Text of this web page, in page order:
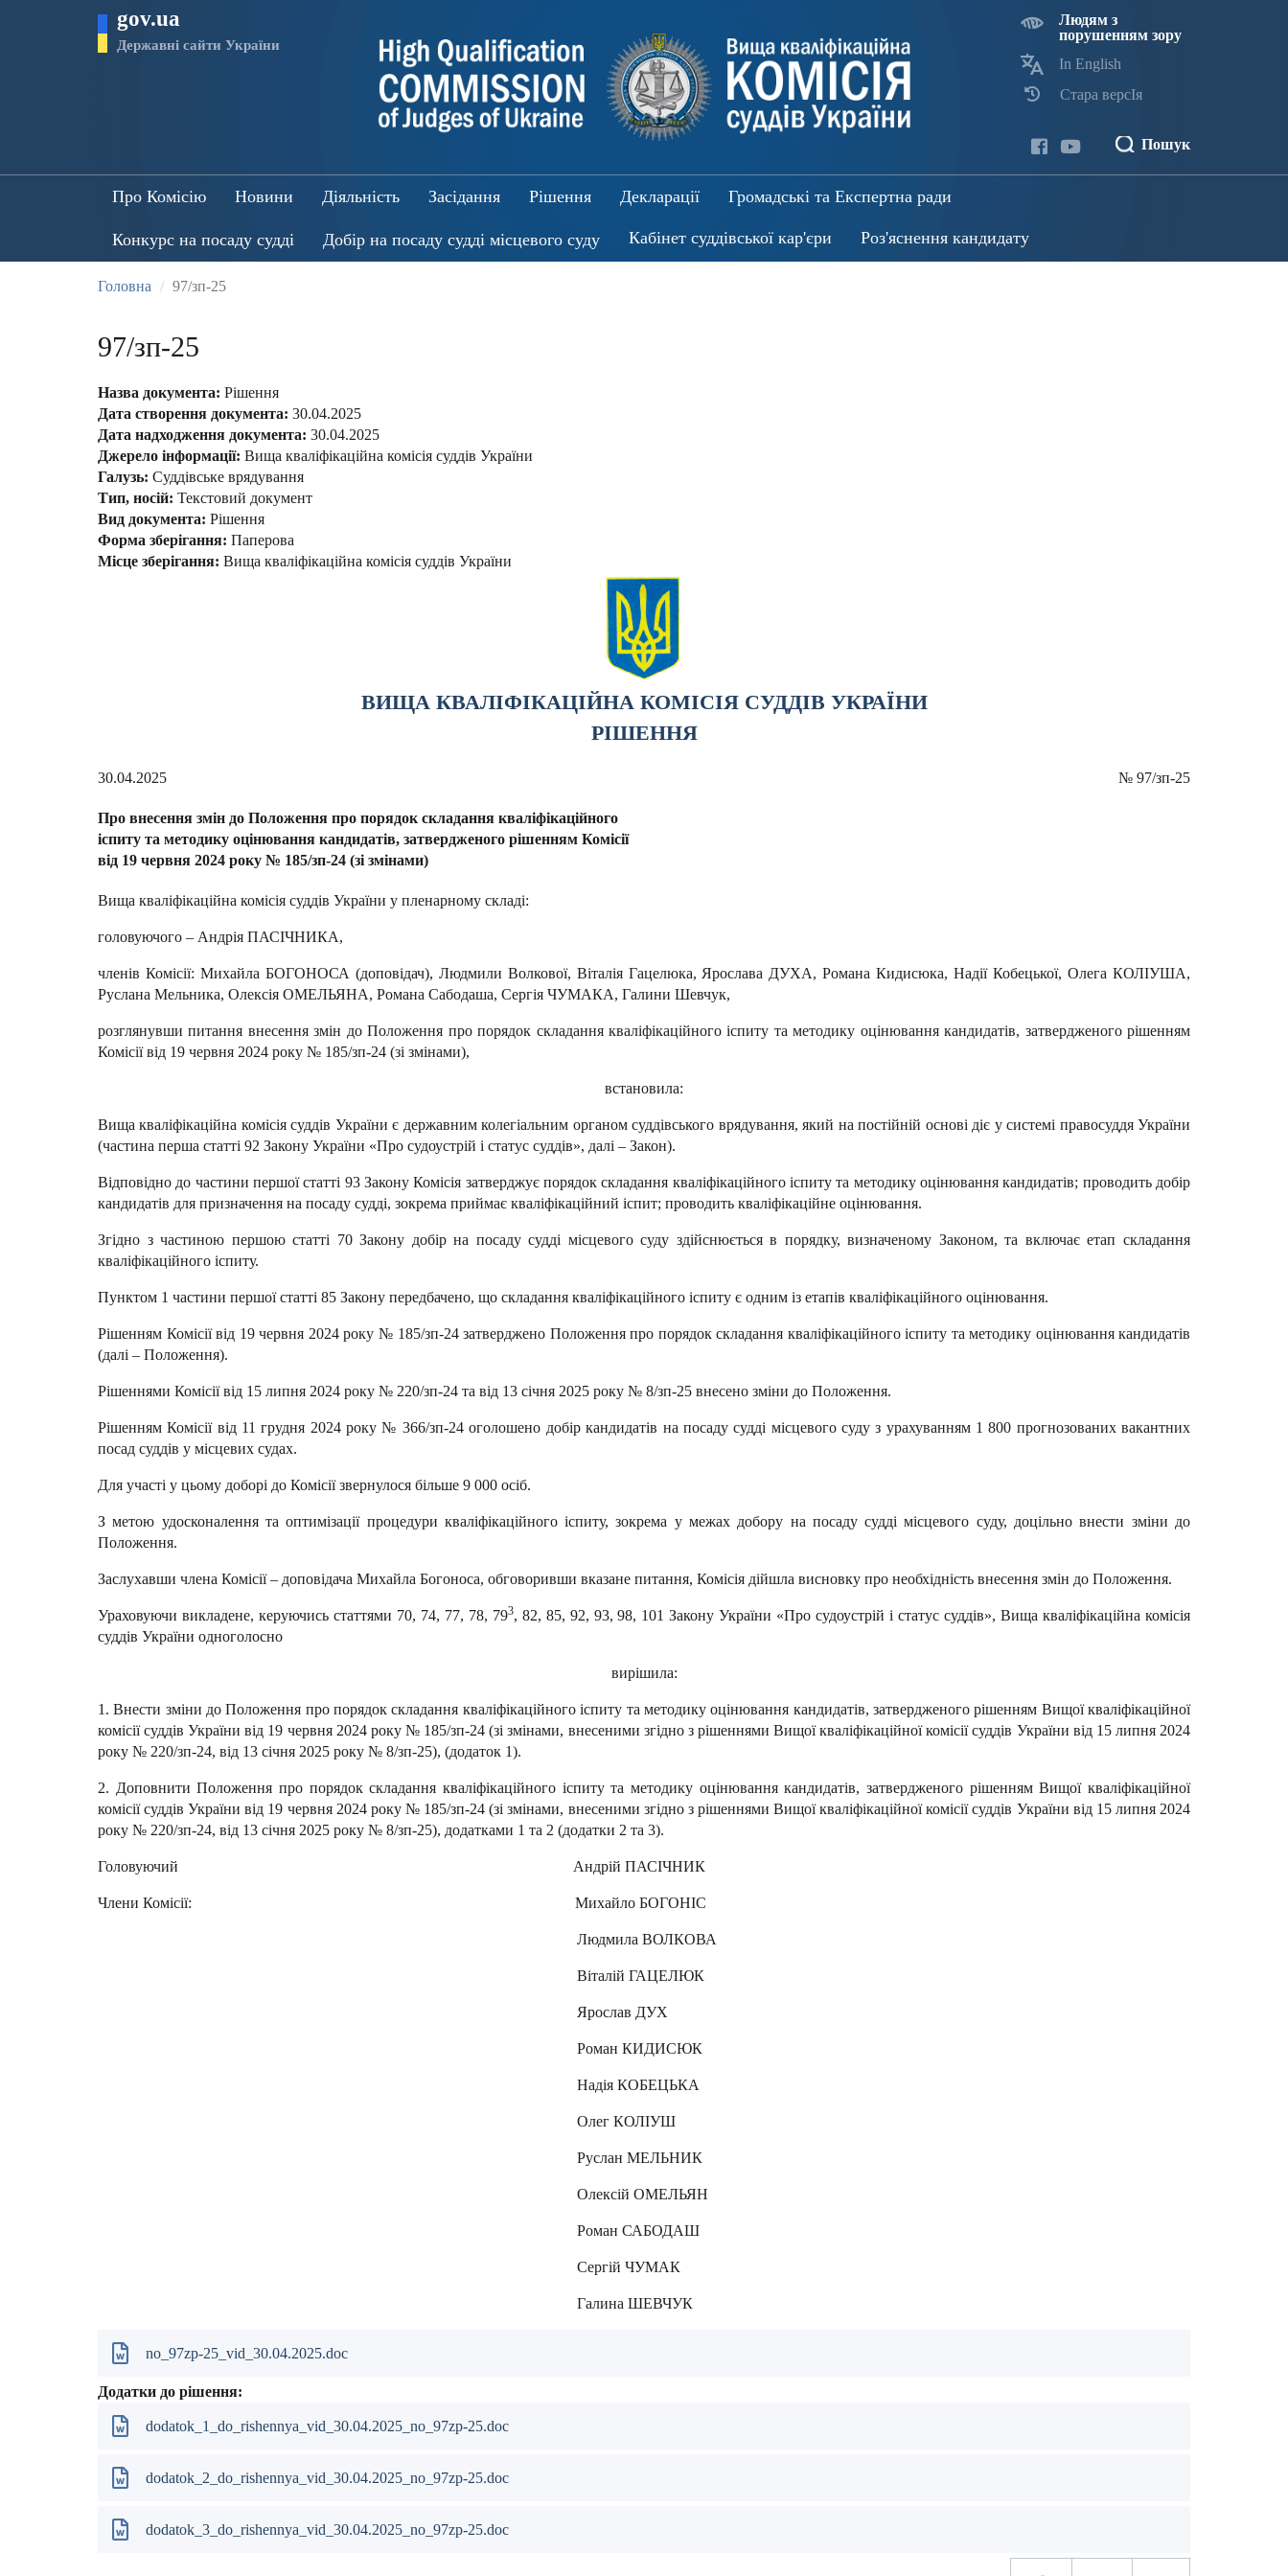
gov.ua
Державні сайти України
Людям з
порушенням зору
In English
Стара версІя
Пошук
Про Комісію Новини Діяльність Засідання Рішення Декларації Громадські та Експертна ради
Конкурс на посаду судді Добір на посаду судді місцевого суду Кабінет суддівської кар'єри Роз'яснення кандидату
Головна 97/зп-25
97/зп-25
Назва документа: Рішення
Дата створення документа: 30.04.2025
Дата надходження документа: 30.04.2025
Джерело інформації: Вища кваліфікаційна комісія суддів України
Галузь: Суддівське врядування
Тип, носій: Текстовий документ
Вид документа: Рішення
Форма зберігання: Паперова
Місце зберігання: Вища кваліфікаційна комісія суддів України
ВИЩА КВАЛІФІКАЦІЙНА КОМІСІЯ СУДДІВ УКРАЇНИ
РІШЕННЯ
30.04.2025 № 97/зп-25
Про внесення змін до Положення про порядок складання кваліфікаційного
іспиту та методику оцінювання кандидатів, затвердженого рішенням Комісії
від 19 червня 2024 року № 185/зп-24 (зі змінами)
Вища кваліфікаційна комісія суддів України у пленарному складі:
головуючого – Андрія ПАСІЧНИКА,
членів Комісії: Михайла БОГОНОСА (доповідач), Людмили Волкової, Віталія Гацелюка, Ярослава ДУХА, Романа Кидисюка, Надії Кобецької, Олега КОЛІУША,
Руслана Мельника, Олексія ОМЕЛЬЯНА, Романа Сабодаша, Сергія ЧУМАКА, Галини Шевчук,
розглянувши питання внесення змін до Положення про порядок складання кваліфікаційного іспиту та методику оцінювання кандидатів, затвердженого рішенням
Комісії від 19 червня 2024 року № 185/зп-24 (зі змінами),
встановила:
Вища кваліфікаційна комісія суддів України є державним колегіальним органом суддівського врядування, який на постійній основі діє у системі правосуддя України
(частина перша статті 92 Закону України «Про судоустрій і статус суддів», далі – Закон).
Відповідно до частини першої статті 93 Закону Комісія затверджує порядок складання кваліфікаційного іспиту та методику оцінювання кандидатів; проводить добір
кандидатів для призначення на посаду судді, зокрема приймає кваліфікаційний іспит; проводить кваліфікаційне оцінювання.
Згідно з частиною першою статті 70 Закону добір на посаду судді місцевого суду здійснюється в порядку, визначеному Законом, та включає етап складання
кваліфікаційного іспиту.
Пунктом 1 частини першої статті 85 Закону передбачено, що складання кваліфікаційного іспиту є одним із етапів кваліфікаційного оцінювання.
Рішенням Комісії від 19 червня 2024 року № 185/зп-24 затверджено Положення про порядок складання кваліфікаційного іспиту та методику оцінювання кандидатів
(далі – Положення).
Рішеннями Комісії від 15 липня 2024 року № 220/зп-24 та від 13 січня 2025 року № 8/зп-25 внесено зміни до Положення.
Рішенням Комісії від 11 грудня 2024 року № 366/зп-24 оголошено добір кандидатів на посаду судді місцевого суду з урахуванням 1 800 прогнозованих вакантних
посад суддів у місцевих судах.
Для участі у цьому доборі до Комісії звернулося більше 9 000 осіб.
З метою удосконалення та оптимізації процедури кваліфікаційного іспиту, зокрема у межах добору на посаду судді місцевого суду, доцільно внести зміни до
Положення.
Заслухавши члена Комісії – доповідача Михайла Богоноса, обговоривши вказане питання, Комісія дійшла висновку про необхідність внесення змін до Положення.
Ураховуючи викладене, керуючись статтями 70, 74, 77, 78, 793, 82, 85, 92, 93, 98, 101 Закону України «Про судоустрій і статус суддів», Вища кваліфікаційна комісія
суддів України одноголосно
вирішила:
1. Внести зміни до Положення про порядок складання кваліфікаційного іспиту та методику оцінювання кандидатів, затвердженого рішенням Вищої кваліфікаційної
комісії суддів України від 19 червня 2024 року № 185/зп-24 (зі змінами, внесеними згідно з рішеннями Вищої кваліфікаційної комісії суддів України від 15 липня 2024
року № 220/зп-24, від 13 січня 2025 року № 8/зп-25), (додаток 1).
2. Доповнити Положення про порядок складання кваліфікаційного іспиту та методику оцінювання кандидатів, затвердженого рішенням Вищої кваліфікаційної
комісії суддів України від 19 червня 2024 року № 185/зп-24 (зі змінами, внесеними згідно з рішеннями Вищої кваліфікаційної комісії суддів України від 15 липня 2024
року № 220/зп-24, від 13 січня 2025 року № 8/зп-25), додатками 1 та 2 (додатки 2 та 3).
Головуючий Андрій ПАСІЧНИК
Члени Комісії: Михайло БОГОНІС
Людмила ВОЛКОВА
Віталій ГАЦЕЛЮК
Ярослав ДУХ
Роман КИДИСЮК
Надія КОБЕЦЬКА
Олег КОЛІУШ
Руслан МЕЛЬНИК
Олексій ОМЕЛЬЯН
Роман САБОДАШ
Сергій ЧУМАК
Галина ШЕВЧУК
no_97zp-25_vid_30.04.2025.doc
Додатки до рішення:
dodatok_1_do_rishennya_vid_30.04.2025_no_97zp-25.doc
dodatok_2_do_rishennya_vid_30.04.2025_no_97zp-25.doc
dodatok_3_do_rishennya_vid_30.04.2025_no_97zp-25.doc